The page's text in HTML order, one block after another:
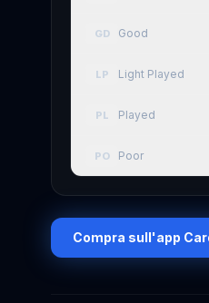
GD Good
LP Light Played
PL Played
PO Poor
Compra sull'app